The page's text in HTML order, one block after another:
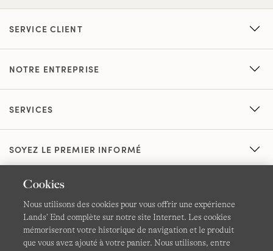
SERVICE CLIENT
NOTRE ENTREPRISE
SERVICES
SOYEZ LE PREMIER INFORMÉ
Cookies
Nous utilisons des cookies pour vous offrir une expérience
Lands’ End complète sur notre site Internet. Les cookies
mémoriseront votre historique de navigation et le produit
que vous avez ajouté à votre panier. Nous utilisons, entre